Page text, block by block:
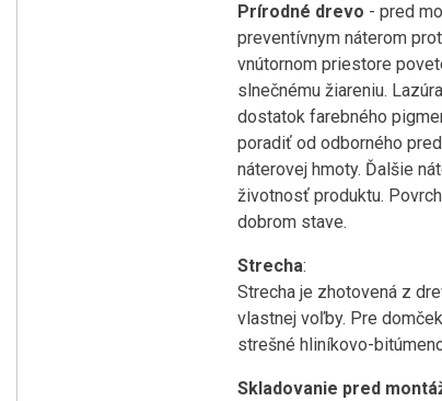
Prírodné drevo - pred
preventívnym náterom
vnútornom priestore
slnečnému žiareniu.
dostatok farebného
poradiť od odborného
náterovej hmoty. Ďalšie
životnosť produktu.
dobrom stave.
Strecha:
Strecha je zhotovená z
vlastnej voľby. Pre
strešné hliníkovo-
Skladovanie pred